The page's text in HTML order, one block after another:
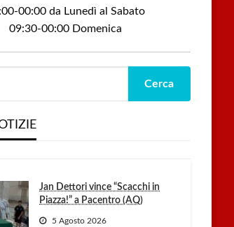
00:00 da Lunedì al Sabato
09:30-00:00 Domenica
Jan Dettori vince “Scacchi in
Piazza!” a Pacentro (AQ)
5 Agosto 2026